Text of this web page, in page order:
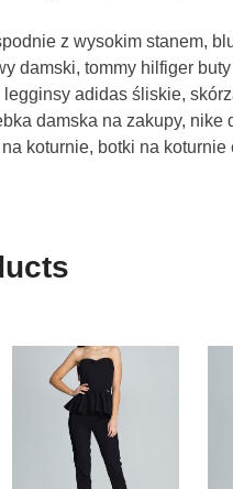
z wysokim stanem,
damski, tommy hilfiger
adidas śliskie,
damska na zakupy,
na koturnie, botki na